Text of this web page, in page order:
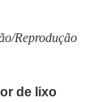
Reprodução
de lixo